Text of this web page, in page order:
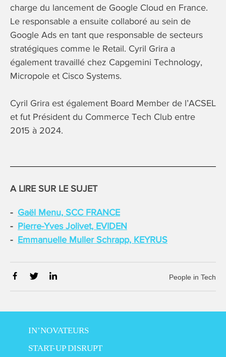
charge du lancement de Google Cloud en France.
Le responsable a ensuite collaboré au sein de
Google Ads en tant que responsable de secteurs
stratégiques comme le Retail. Cyril Grira a
également travaillé chez Capgemini Technology,
Micropole et Cisco Systems.
Cyril Grira est également Board Member de l’ACSEL
et fut Président du Commerce Tech Club entre
2015 à 2024.
A LIRE SUR LE SUJET
Gaël Menu, SCC FRANCE
Pierre-Yves Jolivet, EVIDEN
Emmanuelle Muller Schrapp, KEYRUS
People in Tech
IN’NOVATEURS
START-UP DISRUPT